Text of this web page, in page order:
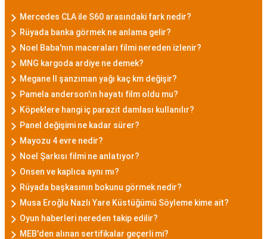
Mercedes CLA ile S60 arasındaki fark nedir?
Rüyada banka görmek ne anlama gelir?
Noel Baba'nın maceraları filmi nereden izlenir?
MNG kargoda ardiye ne demek?
Megane II şanzıman yağı kaç km değişir?
Pamela anderson'ın hayatı film oldu mu?
Köpeklere hangi iç parazit damlası kullanılır?
Panel değişimi ne kadar sürer?
Mayozu 4 evre nedir?
Noel Şarkısı filmi ne anlatıyor?
Onsen ve kaplıca aynı mı?
Rüyada başkasının bokunu görmek nedir?
Musa Eroğlu Nazlı Yare Küstüğümü Söyleme kime ait?
Oyun haberleri nereden takip edilir?
MEB'den alınan sertifikalar geçerli mi?